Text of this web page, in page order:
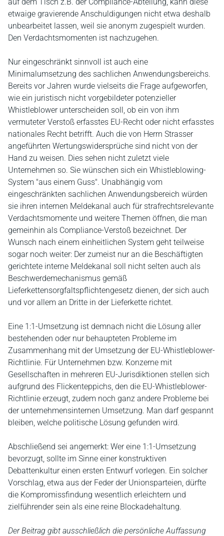
etwaige gravierende Anschuldigungen nicht etwa deshalb
unbearbeitet lassen, weil sie anonym zugespielt wurden.
Den Verdachtsmomenten ist nachzugehen.
Nur eingeschränkt sinnvoll ist auch eine
Minimalumsetzung des sachlichen Anwendungsbereichs.
Bereits vor Jahren wurde vielseits die Frage aufgeworfen,
wie ein juristisch nicht vorgebildeter potenzieller
Whistleblower unterscheiden soll, ob ein von ihm
vermuteter Verstoß erfasstes EU-Recht oder nicht erfasstes
nationales Recht betrifft. Auch die von Herrn Strasser
angeführten Wertungswidersprüche sind nicht von der
Hand zu weisen. Dies sehen nicht zuletzt viele
Unternehmen so. Sie wünschen sich ein Whistleblowing-
System "aus einem Guss". Unabhängig vom
eingeschränkten sachlichen Anwendungsbereich würden
sie ihren internen Meldekanal auch für strafrechtsrelevante
Verdachtsmomente und weitere Themen öffnen, die man
gemeinhin als Compliance-Verstoß bezeichnet. Der
Wunsch nach einem einheitlichen System geht teilweise
sogar noch weiter: Der zumeist nur an die Beschäftigten
gerichtete interne Meldekanal soll nicht selten auch als
Beschwerdemechanismus gemäß
Lieferkettensorgfaltspflichtengesetz dienen, der sich auch
und vor allem an Dritte in der Lieferkette richtet.
Eine 1:1-Umsetzung ist demnach nicht die Lösung aller
bestehenden oder nur behaupteten Probleme im
Zusammenhang mit der Umsetzung der EU-Whistleblower-
Richtlinie. Für Unternehmen bzw. Konzerne mit
Gesellschaften in mehreren EU-Jurisdiktionen stellen sich
aufgrund des Flickenteppichs, den die EU-Whistleblower-
Richtlinie erzeugt, zudem noch ganz andere Probleme bei
der unternehmensinternen Umsetzung. Man darf gespannt
bleiben, welche politische Lösung gefunden wird.
Abschließend sei angemerkt: Wer eine 1:1-Umsetzung
bevorzugt, sollte im Sinne einer konstruktiven
Debattenkultur einen ersten Entwurf vorlegen. Ein solcher
Vorschlag, etwa aus der Feder der Unionsparteien, dürfte
die Kompromissfindung wesentlich erleichtern und
zielführender sein als eine reine Blockadehaltung.
Der Beitrag gibt ausschließlich die persönliche Auffassung